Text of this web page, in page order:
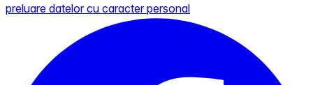
preluare datelor cu caracter personal